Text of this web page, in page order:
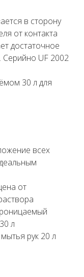
в сторону
от контакта
достаточное
Серийно UF 2002
30 л для
всех
от
л
рук 20 л